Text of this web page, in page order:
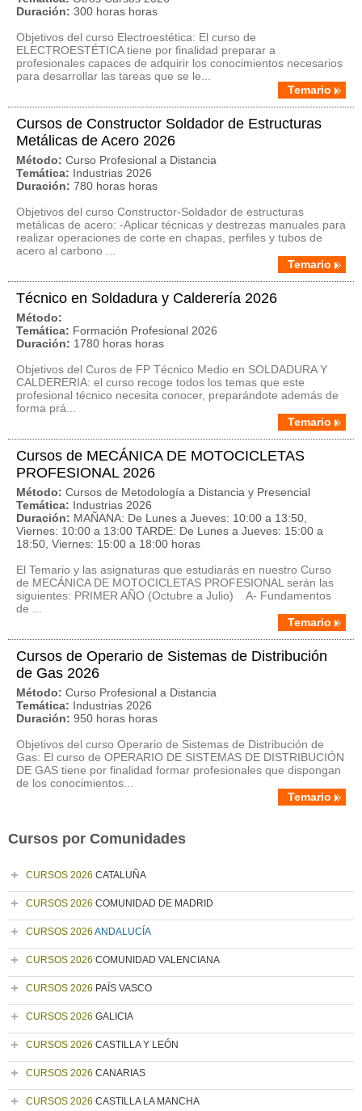
Duración: 300 horas horas
Objetivos del curso Electroestética: El curso de
ELECTROESTÉTICA tiene por finalidad preparar a
profesionales capaces de adquirir los conocimientos necesarios
para desarrollar las tareas que se le...
Temario
Cursos de Constructor Soldador de Estructuras
Metálicas de Acero 2026
Método: Curso Profesional a Distancia
Temática: Industrias 2026
Duración: 780 horas horas
Objetivos del curso Constructor-Soldador de estructuras
metálicas de acero: -Aplicar técnicas y destrezas manuales para
realizar operaciones de corte en chapas, perfiles y tubos de
acero al carbono ...
Temario
Técnico en Soldadura y Calderería 2026
Método:
Temática: Formación Profesional 2026
Duración: 1780 horas horas
Objetivos del Curos de FP Técnico Medio en SOLDADURA Y
CALDERERIA: el curso recoge todos los temas que este
profesional técnico necesita conocer, preparándote además de
forma prá...
Temario
Cursos de MECÁNICA DE MOTOCICLETAS
PROFESIONAL 2026
Método: Cursos de Metodología a Distancia y Presencial
Temática: Industrias 2026
Duración: MAÑANA: De Lunes a Jueves: 10:00 a 13:50,
Viernes: 10:00 a 13:00 TARDE: De Lunes a Jueves: 15:00 a
18:50, Viernes: 15:00 a 18:00 horas
El Temario y las asignaturas que estudiarás en nuestro Curso
de MECÁNICA DE MOTOCICLETAS PROFESIONAL serán las
siguientes: PRIMER AÑO (Octubre a Julio) A- Fundamentos
de ...
Temario
Cursos de Operario de Sistemas de Distribución
de Gas 2026
Método: Curso Profesional a Distancia
Temática: Industrias 2026
Duración: 950 horas horas
Objetivos del curso Operario de Sistemas de Distribución de
Gas: El curso de OPERARIO DE SISTEMAS DE DISTRIBUCIÓN
DE GAS tiene por finalidad formar profesionales que dispongan
de los conocimientos...
Temario
Cursos por Comunidades
CURSOS 2026 CATALUÑA
CURSOS 2026 COMUNIDAD DE MADRID
CURSOS 2026 ANDALUCÍA
CURSOS 2026 COMUNIDAD VALENCIANA
CURSOS 2026 PAÍS VASCO
CURSOS 2026 GALICIA
CURSOS 2026 CASTILLA Y LEÓN
CURSOS 2026 CANARIAS
CURSOS 2026 CASTILLA LA MANCHA